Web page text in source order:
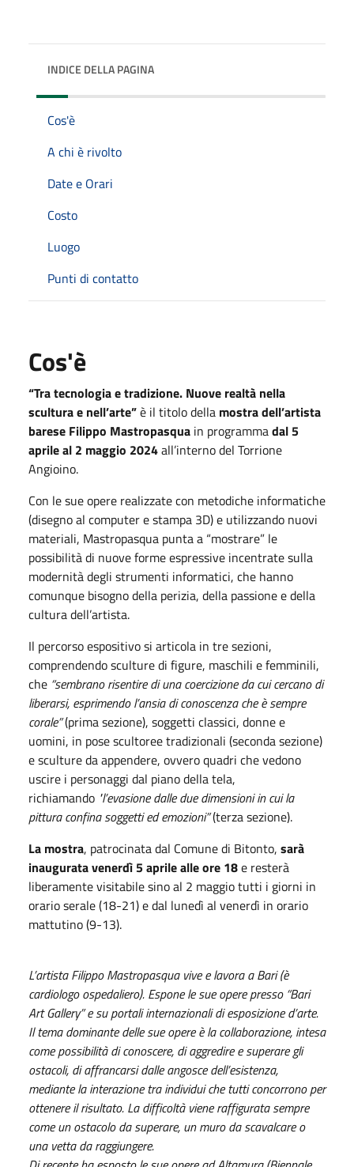
INDICE DELLA PAGINA
Cos'è
A chi è rivolto
Date e Orari
Costo
Luogo
Punti di contatto
Cos'è
“Tra tecnologia e tradizione. Nuove realtà nella
scultura e nell’arte”è il titolo della mostra dell’artista
barese Filippo Mastropasqua in programmadal 5
aprile al 2 maggio 2024all’interno del Torrione
Angioino.
Con le sue opere realizzate con metodiche informatiche
(disegno al computer e stampa 3D) e utilizzando nuovi
materiali, Mastropasqua punta a “mostrare” le
possibilità di nuove forme espressive incentrate sulla
modernità degli strumenti informatici, che hanno
comunque bisogno della perizia, della passione e della
cultura dell’artista.
Il percorso espositivo si articola in tre sezioni,
comprendendo sculture di figure, maschili e femminili,
che “sembrano risentire di una coercizione da cui cercano di
liberarsi, esprimendo l’ansia di conoscenza che è sempre
corale”(prima sezione), soggetti classici, donne e
uomini, in pose scultoree tradizionali (seconda sezione)
e sculture da appendere, ovvero quadri che vedono
uscire i personaggi dal piano della tela,
richiamando "l’evasione dalle due dimensioni in cui la
pittura confina soggetti ed emozioni”(terza sezione).
La mostra, patrocinata dal Comune di Bitonto, sarà
inaugurata venerdì 5 aprile alle ore 18e resterà
liberamente visitabile sino al 2 maggio tutti i giorni in
orario serale (18-21) e dal lunedì al venerdì in orario
mattutino (9-13).
L’artista Filippo Mastropasqua vive e lavora a Bari (è
cardiologo ospedaliero). Espone le sue opere presso “Bari
Art Gallery” e su portali internazionali di esposizione d’arte.
Il tema dominante delle sue opere è la collaborazione, intesa
come possibilità di conoscere, di aggredire e superare gli
ostacoli, di affrancarsi dalle angosce dell’esistenza,
mediante la interazione tra individui che tutti concorrono per
ottenere il risultato. La difficoltà viene raffigurata sempre
come un ostacolo da superare, un muro da scavalcare o
una vetta da raggiungere.